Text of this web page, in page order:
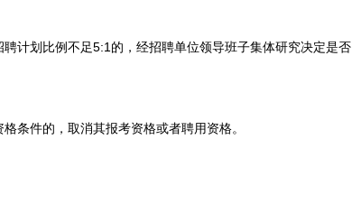
划比例不足5:1的，经招聘单位领导班子集体研究决定是否
件的，取消其报考资格或者聘用资格。